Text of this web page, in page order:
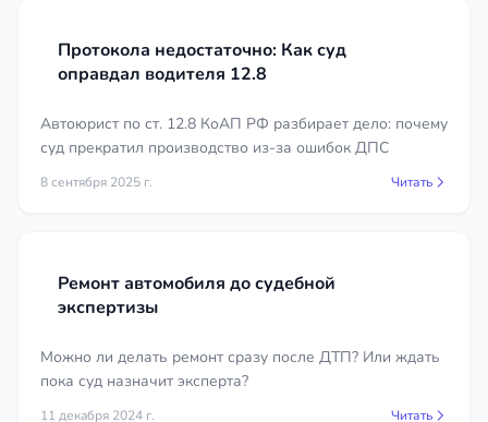
акт осмотра, заключение оценщика, чеки и
сметы на ремонт;
свидетелей при их наличии.
Сколько стоят услуги автоюриста в
работы. Разовая консультация обходится
недорого, а подготовка жалобы на постановление
страховой или защита по делу о лишении прав в
суде. Дела, где требуется экспертиза, несколько
заседаний и взыскание ущерба, оцениваются
Протокола недостаточно: Как суд
оправдал водителя 12.8
Автоюрист по ст. 12.8 КоАП РФ разбирает дело: почему
суд прекратил производство из-за ошибок ДПС
8 сентября 2025 г. Читать
Ремонт автомобиля до судебной
экспертизы
Можно ли делать ремонт сразу после ДТП? Или ждать
пока суд назначит эксперта?
11 декабря 2024 г. Читать